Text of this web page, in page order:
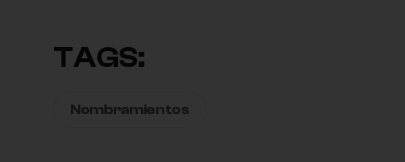
TAGS:
Nombramientos